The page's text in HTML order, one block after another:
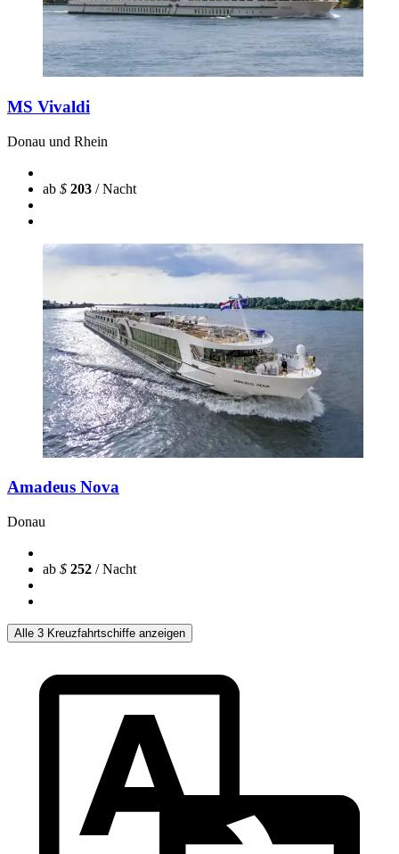
MS Vivaldi
Donau und Rhein
ab $ 203 / Nacht
Amadeus Nova
Donau
ab $ 252 / Nacht
Alle 3 Kreuzfahrtschiffe anzeigen